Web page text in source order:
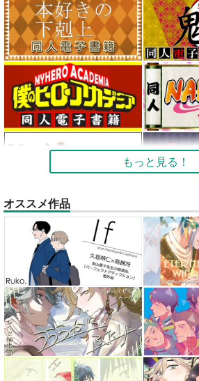
もっと見る！
オススメ作品